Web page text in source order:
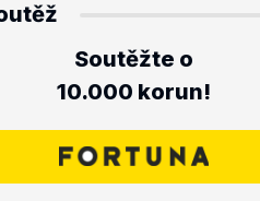
Soutěžte o
10.000 korun!